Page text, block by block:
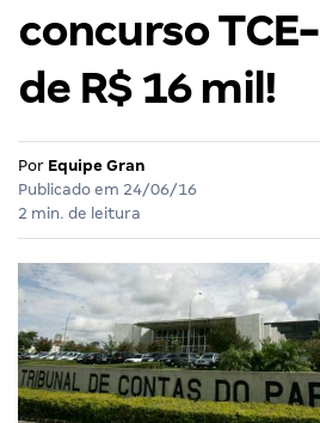
concurso
de R$ 16 mil!
Por Equipe Gran
Publicado em 24/06/16
2 min. de leitura